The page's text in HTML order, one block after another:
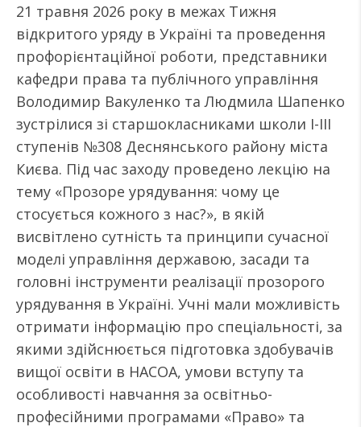
21 травня 2026 року в межах Тижня
відкритого уряду в Україні та проведення
профорієнтаційної роботи, представники
кафедри права та публічного управління
Володимир Вакуленко та Людмила Шапенко
зустрілися зі старшокласниками школи І-ІІІ
ступенів №308 Деснянського району міста
Києва. Під час заходу проведено лекцію на
тему «Прозоре урядування: чому це
стосується кожного з нас?», в якій
висвітлено сутність та принципи сучасної
моделі управління державою, засади та
головні інструменти реалізації прозорого
урядування в Україні. Учні мали можливість
отримати інформацію про спеціальності, за
якими здійснюється підготовка здобувачів
вищої освіти в НАСОА, умови вступу та
особливості навчання за освітньо-
професійними програмами «Право» та